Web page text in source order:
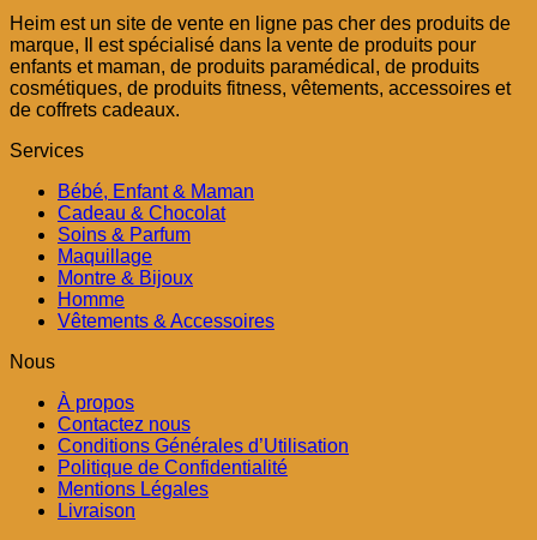
était :
د.م. 69,00.
est :
Heim est un site de vente en ligne pas cher des produits de
marque, Il est spécialisé dans la vente de produits pour
enfants et maman, de produits paramédical, de produits
cosmétiques, de produits fitness, vêtements, accessoires et
de coffrets cadeaux.
Services
Bébé, Enfant & Maman
Cadeau & Chocolat
Soins & Parfum
Maquillage
Montre & Bijoux
Homme
Vêtements & Accessoires
Nous
À propos
Contactez nous
Conditions Générales d’Utilisation
Politique de Confidentialité
Mentions Légales
Livraison